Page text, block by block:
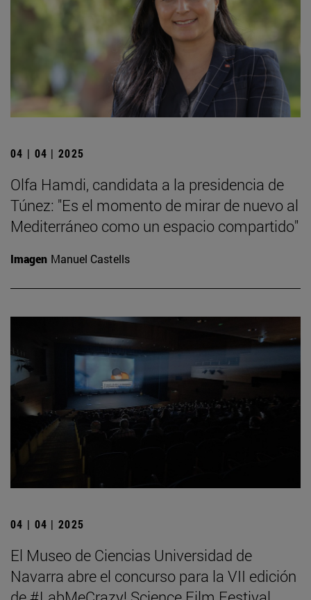
04 | 04 | 2025
Olfa Hamdi, candidata a la presidencia de
Túnez: "Es el momento de mirar de nuevo al
Mediterráneo como un espacio compartido"
Imagen Manuel Castells
04 | 04 | 2025
El Museo de Ciencias Universidad de
Navarra abre el concurso para la VII edición